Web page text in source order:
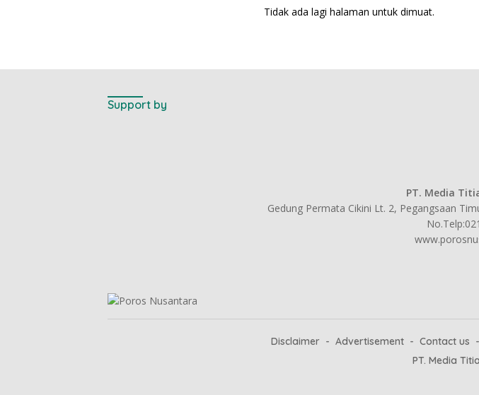
Tidak ada lagi halaman untuk dimuat.
Support by
PT. Media
Gedung Permata Cikini Lt. 2, Pegangsaan
Disclaimer Advertisement Contact us
PT. Media